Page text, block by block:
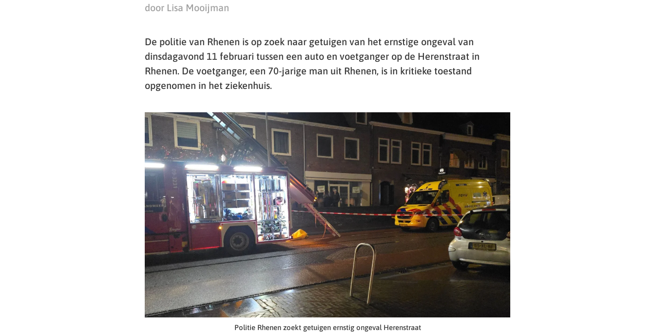
door Lisa Mooijman
De politie van Rhenen is op zoek naar getuigen van het ernstige ongeval van
dinsdagavond 11 februari tussen een auto en voetganger op de Herenstraat in
Rhenen. De voetganger, een 70-jarige man uit Rhenen, is in kritieke toestand
opgenomen in het ziekenhuis.
Politie Rhenen zoekt getuigen ernstig ongeval Herenstraat